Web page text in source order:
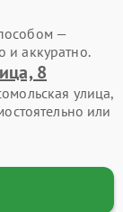
—
и аккуратно.
8
улица,
или